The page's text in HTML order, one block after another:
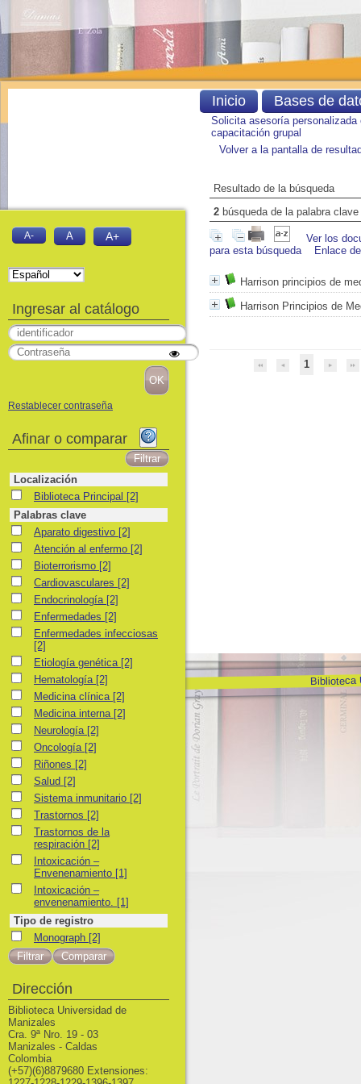
Solicita asesoría personalizada
capacitación grupal
Volver a la pantalla de
Resultado de la búsqueda
2 búsqueda de la palabra clave
Ver los
para esta búsqueda
Enlace
Harrison principios de
Harrison Principios de
1
Biblioteca
Inicio Bases de
A- A A+
Ingresar al catálogo
Restablecer contraseña
Afinar o comparar
Localización
Biblioteca Principal
Biblioteca Principal [2]
Palabras clave
Aparato digestivo
Aparato digestivo [2]
Atención al enfermo
Atención al enfermo [2]
Bioterrorismo
Bioterrorismo [2]
Cardiovasculares
Cardiovasculares [2]
Endocrinología
Endocrinología [2]
Enfermedades
Enfermedades [2]
Enfermedades infecciosas
Enfermedades infecciosas
[2]
Etiología genética
Etiología genética [2]
Hematología
Hematología [2]
Medicina clínica
Medicina clínica [2]
Medicina interna
Medicina interna [2]
NeurologíaNeurología [2]
OncologíaOncología [2]
RiñonesRiñones [2]
SaludSalud [2]
Sistema inmunitario
Sistema inmunitario [2]
Trastornos
Trastornos [2]
Trastornos de la respiración
Trastornos de la
respiración [2]
Intoxicación – Envenenamiento
Intoxicación –
Envenenamiento [1]
Intoxicación – envenenamiento.
Intoxicación –
envenenamiento. [1]
Tipo de registro
Monograph
Monograph [2]
Dirección
Biblioteca Universidad de
Manizales
Cra. 9ª Nro. 19 - 03
Manizales - Caldas
Colombia
(+57)(6)8879680 Extensiones: